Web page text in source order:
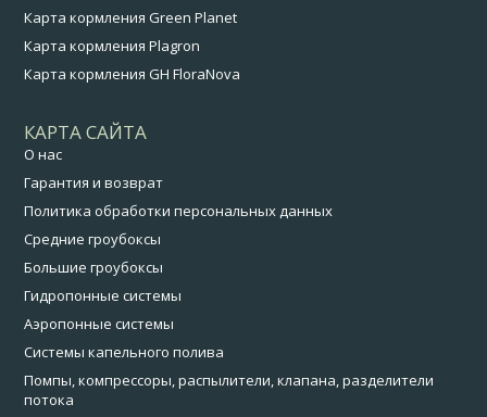
Карта кормления Green Planet
Карта кормления Plagron
Карта кормления GH FloraNova
КАРТА САЙТА
О нас
Гарантия и возврат
Политика обработки персональных данных
Средние гроубоксы
Большие гроубоксы
Гидропонные системы
Аэропонные системы
Системы капельного полива
Помпы, компрессоры, распылители, клапана, разделители
потока